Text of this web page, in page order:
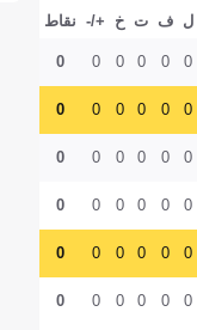
ل ف ت خ +/- نقاط
0
0
0
0
0
0
0
0
0
0
0
0
0
0
0
0
0
0
0
0
0
0
0
0
0
0
0
0
0
0
0
0
0
0
0
0